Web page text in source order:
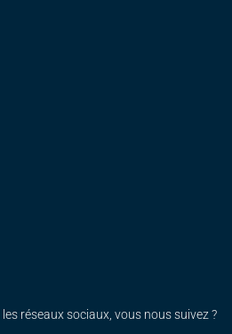
réseaux sociaux, vous nous suivez ?